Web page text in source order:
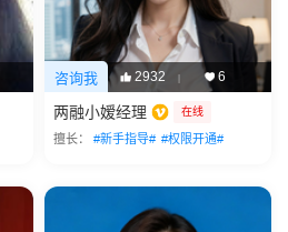
咨询我 2932 | 6
两融小嫒经理 在线
擅长： #新手指导# #权限开通#